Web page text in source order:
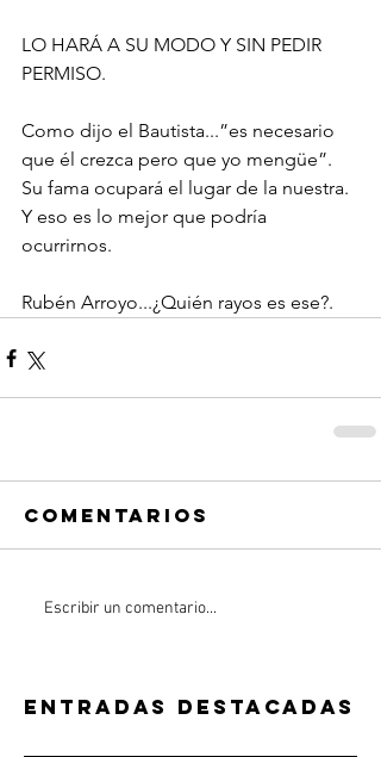
LO HARÁ A SU MODO Y SIN PEDIR
PERMISO.
Como dijo el Bautista...”es necesario
que él crezca pero que yo mengüe”.
Su fama ocupará el lugar de la nuestra.
Y eso es lo mejor que podría
ocurrirnos.
Rubén Arroyo...¿Quién rayos es ese?.
Comentarios
Escribir un comentario...
Entradas destacadas